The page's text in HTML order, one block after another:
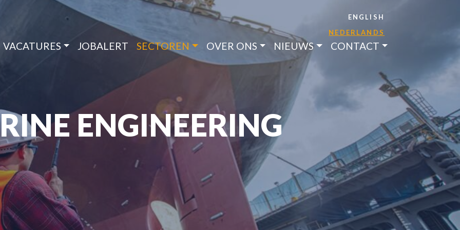
ENGLISH
NEDERLANDS
VACATURES JOBALERT SECTOREN OVER ONS NIEUWS CONTACT
ENGINEERING